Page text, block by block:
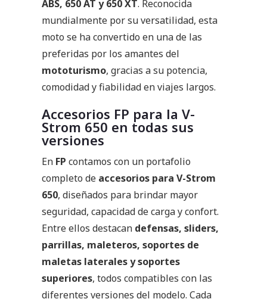
ABS, 650 AT y 650 XT. Reconocida
mundialmente por su versatilidad, esta
moto se ha convertido en una de las
preferidas por los amantes del
mototurismo, gracias a su potencia,
comodidad y fiabilidad en viajes largos.
Accesorios FP para la V-
Strom 650 en todas sus
versiones
En FP contamos con un portafolio
completo de accesorios para V-Strom
650, diseñados para brindar mayor
seguridad, capacidad de carga y confort.
Entre ellos destacan defensas, sliders,
parrillas, maleteros, soportes de
maletas laterales y soportes
superiores, todos compatibles con las
diferentes versiones del modelo. Cada